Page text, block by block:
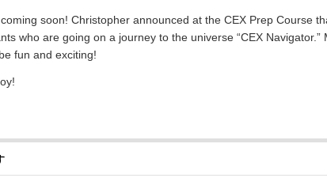
soon! Christopher announced at the CEX Prep Course
who are going on a journey to the universe “CEX Navigator.”
fun and exciting!